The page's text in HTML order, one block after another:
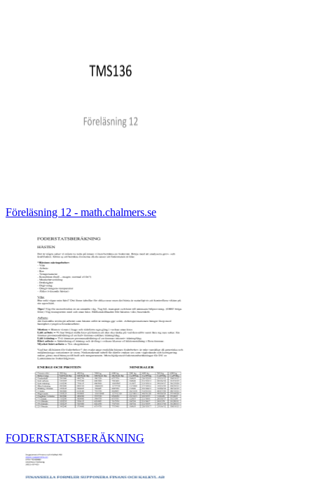
Föreläsning 12 - math.chalmers.se
FODERSTATSBERÄKNING